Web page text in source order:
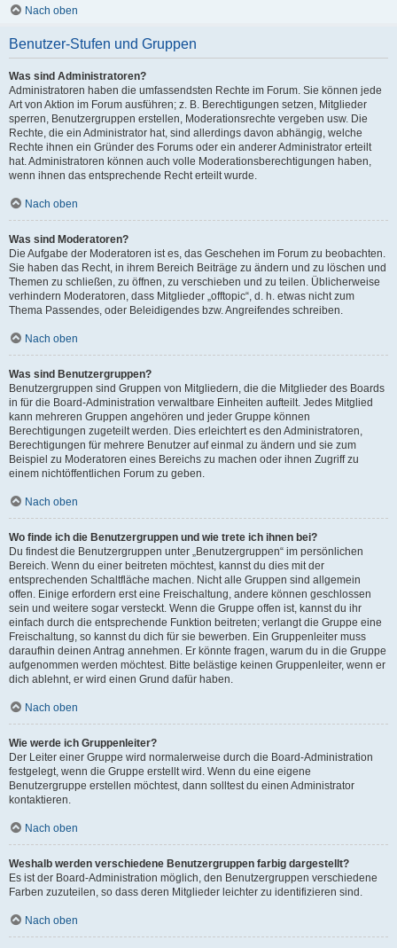
Nach oben
Benutzer-Stufen und Gruppen
Was sind Administratoren?
Administratoren haben die umfassendsten Rechte im Forum. Sie können jede
Art von Aktion im Forum ausführen; z. B. Berechtigungen setzen, Mitglieder
sperren, Benutzergruppen erstellen, Moderationsrechte vergeben usw. Die
Rechte, die ein Administrator hat, sind allerdings davon abhängig, welche
Rechte ihnen ein Gründer des Forums oder ein anderer Administrator erteilt
hat. Administratoren können auch volle Moderationsberechtigungen haben,
wenn ihnen das entsprechende Recht erteilt wurde.
Nach oben
Was sind Moderatoren?
Die Aufgabe der Moderatoren ist es, das Geschehen im Forum zu beobachten.
Sie haben das Recht, in ihrem Bereich Beiträge zu ändern und zu löschen und
Themen zu schließen, zu öffnen, zu verschieben und zu teilen. Üblicherweise
verhindern Moderatoren, dass Mitglieder „offtopic“, d. h. etwas nicht zum
Thema Passendes, oder Beleidigendes bzw. Angreifendes schreiben.
Nach oben
Was sind Benutzergruppen?
Benutzergruppen sind Gruppen von Mitgliedern, die die Mitglieder des Boards
in für die Board-Administration verwaltbare Einheiten aufteilt. Jedes Mitglied
kann mehreren Gruppen angehören und jeder Gruppe können
Berechtigungen zugeteilt werden. Dies erleichtert es den Administratoren,
Berechtigungen für mehrere Benutzer auf einmal zu ändern und sie zum
Beispiel zu Moderatoren eines Bereichs zu machen oder ihnen Zugriff zu
einem nichtöffentlichen Forum zu geben.
Nach oben
Wo finde ich die Benutzergruppen und wie trete ich ihnen bei?
Du findest die Benutzergruppen unter „Benutzergruppen“ im persönlichen
Bereich. Wenn du einer beitreten möchtest, kannst du dies mit der
entsprechenden Schaltfläche machen. Nicht alle Gruppen sind allgemein
offen. Einige erfordern erst eine Freischaltung, andere können geschlossen
sein und weitere sogar versteckt. Wenn die Gruppe offen ist, kannst du ihr
einfach durch die entsprechende Funktion beitreten; verlangt die Gruppe eine
Freischaltung, so kannst du dich für sie bewerben. Ein Gruppenleiter muss
daraufhin deinen Antrag annehmen. Er könnte fragen, warum du in die Gruppe
aufgenommen werden möchtest. Bitte belästige keinen Gruppenleiter, wenn er
dich ablehnt, er wird einen Grund dafür haben.
Nach oben
Wie werde ich Gruppenleiter?
Der Leiter einer Gruppe wird normalerweise durch die Board-Administration
festgelegt, wenn die Gruppe erstellt wird. Wenn du eine eigene
Benutzergruppe erstellen möchtest, dann solltest du einen Administrator
kontaktieren.
Nach oben
Weshalb werden verschiedene Benutzergruppen farbig dargestellt?
Es ist der Board-Administration möglich, den Benutzergruppen verschiedene
Farben zuzuteilen, so dass deren Mitglieder leichter zu identifizieren sind.
Nach oben